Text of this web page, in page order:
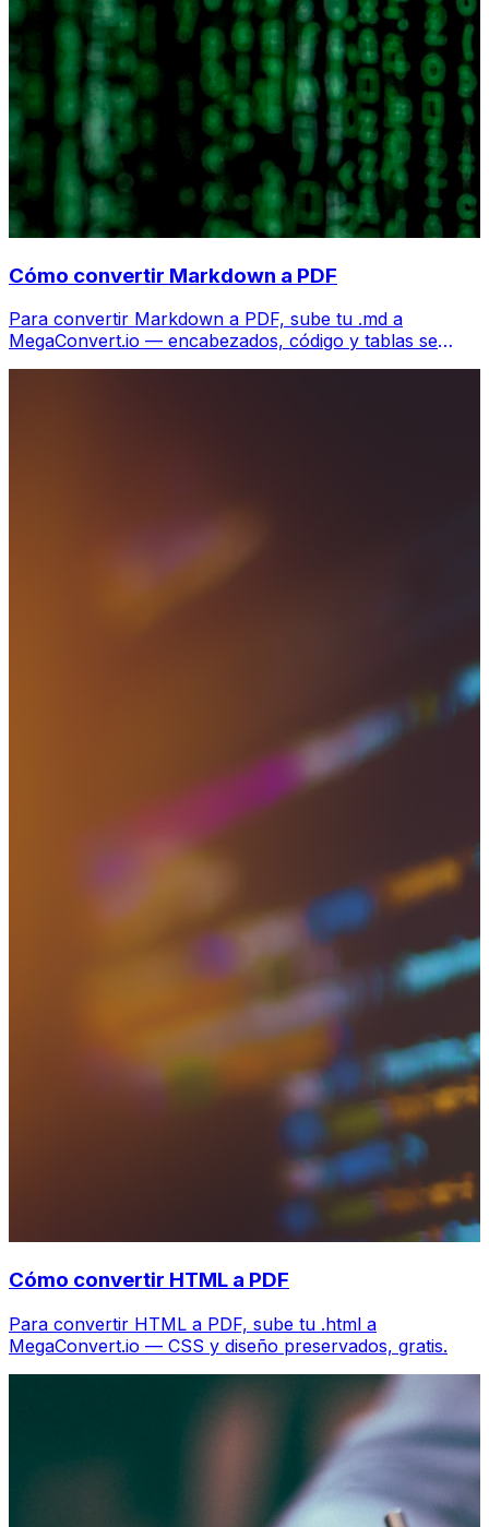
Cómo convertir Markdown a PDF
Para convertir Markdown a PDF, sube tu .md a
MegaConvert.io — encabezados, código y tablas se
Cómo convertir HTML a PDF
Para convertir HTML a PDF, sube tu .html a
MegaConvert.io — CSS y diseño preservados, gratis.